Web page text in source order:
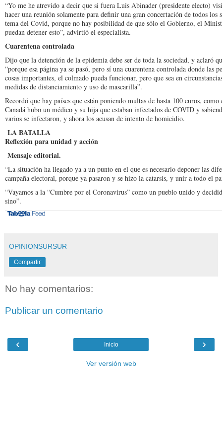
“Yo me he atrevido a decir que si fuera Luis Abi­nader (presidente elec­to)
hacer una reunión solamente para definir una gran con­certación de todos
tema del Covid, porque no hay posibilidad de que sólo el Gobierno, el
puedan detener esto”, ad­virtió el especialista.
Cuarentena controlada
Dijo que la detención de la epidemia debe ser de toda la sociedad, y aclaró
“porque esa página ya se pasó, pero sí una cuarentena controla­da donde las
cosas importantes, el colmado pueda funcio­nar, pero que sea en
medidas de distanciamien­to y uso de mascarilla”.
Recordó que hay países que están poniendo mul­tas de hasta 100 euros,
Canadá hu­bo un médico y su hija que estaban infectados de CO­VID y
varios se infectaron, y ahora los acusan de intento de homicidio.
LA BATALLA
Reflexión para unidad y acción
Mensaje editorial.
“La situación ha llegado ya a un punto en el que es necesario deponer las
cam­paña electoral, porque ya pasaron y se hizo la catarsis, y unir a todo el
“Vayamos a la “Cum­bre por el Coronavirus” como un pueblo unido y
sino”.
OPINIONSURSUR
Compartir
No hay comentarios:
Publicar un comentario
‹ ›
Inicio
Ver versión web